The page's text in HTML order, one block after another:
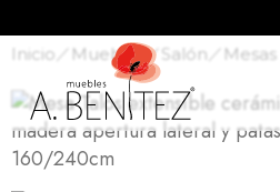
Inicio Muebles Salón